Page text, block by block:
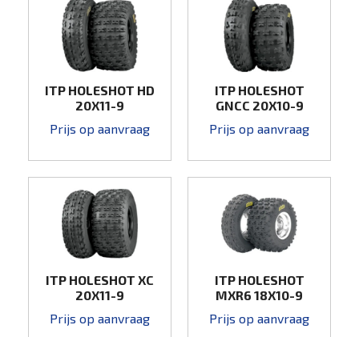
ITP HOLESHOT HD
20X11-9
Prijs op aanvraag
ITP HOLESHOT
GNCC 20X10-9
Prijs op aanvraag
ITP HOLESHOT XC
20X11-9
Prijs op aanvraag
ITP HOLESHOT
MXR6 18X10-9
Prijs op aanvraag